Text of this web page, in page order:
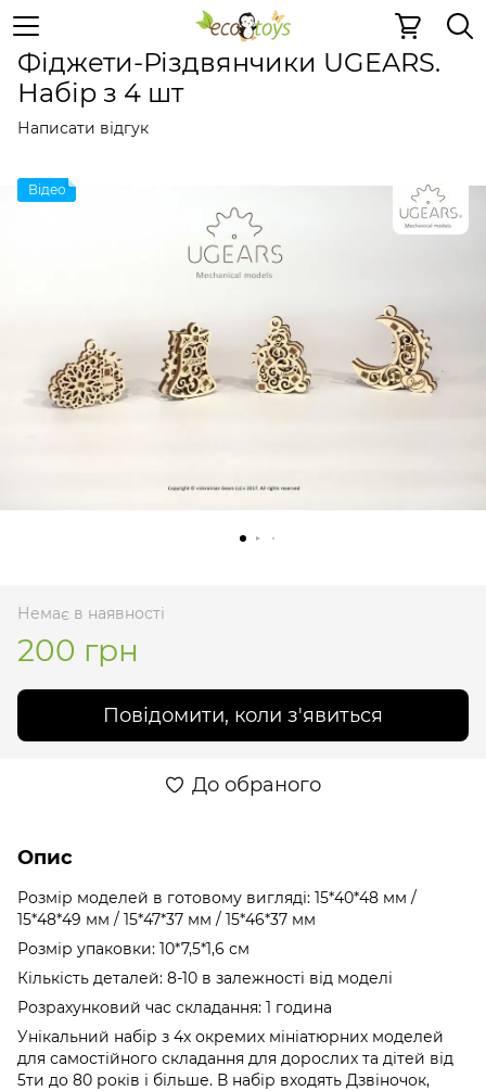
Дерев'яні конструктори Механічні 3D пазли
Фіджети-Різдвянчики UGEARS.
Набір з 4 шт
Написати відгук
Відео
Немає в наявності
200 грн
Повідомити, коли з'явиться
До обраного
Опис
Розмір моделей в готовому вигляді: 15*40*48 мм /
15*48*49 мм / 15*47*37 мм / 15*46*37 мм
Розмір упаковки: 10*7,5*1,6 см
Кількість деталей: 8-10 в залежності від моделі
Розрахунковий час складання: 1 година
Унікальний набір з 4х окремих мініатюрних моделей
для самостійного складання для дорослих та дітей від
5ти до 80 років і більше. В набір входять Дзвіночок,